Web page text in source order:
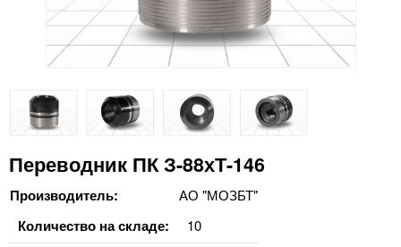
Переводник ПК З-88хТ-146
Производитель: АО "МОЗБТ"
Количество на складе: 10